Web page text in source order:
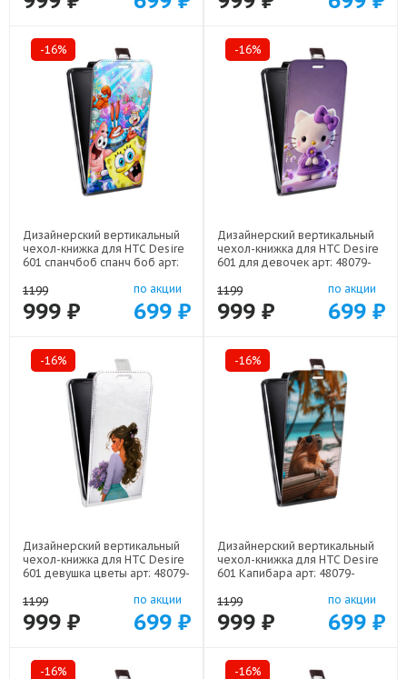
-16%
Дизайнерский вертикальный
чехол-книжка для HTC Desire
601 спанчбоб спанч боб арт:
1199
999 ₽
по акции
699 ₽
-16%
Дизайнерский вертикальный
чехол-книжка для HTC Desire
601 для девочек арт: 48079-
1199
999 ₽
по акции
699 ₽
-16%
Дизайнерский вертикальный
чехол-книжка для HTC Desire
601 девушка цветы арт: 48079-
1199
999 ₽
по акции
699 ₽
-16%
Дизайнерский вертикальный
чехол-книжка для HTC Desire
601 Капибара арт: 48079-
1199
999 ₽
по акции
699 ₽
-16% -16%